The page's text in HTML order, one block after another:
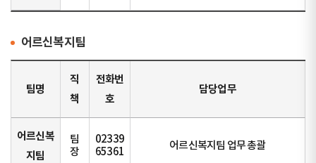
어르신복지팀
팀명
직
책
전화번
호
담당업무
어르신복
지팀
팀
장
02339
65361
어르신복지팀 업무 총괄